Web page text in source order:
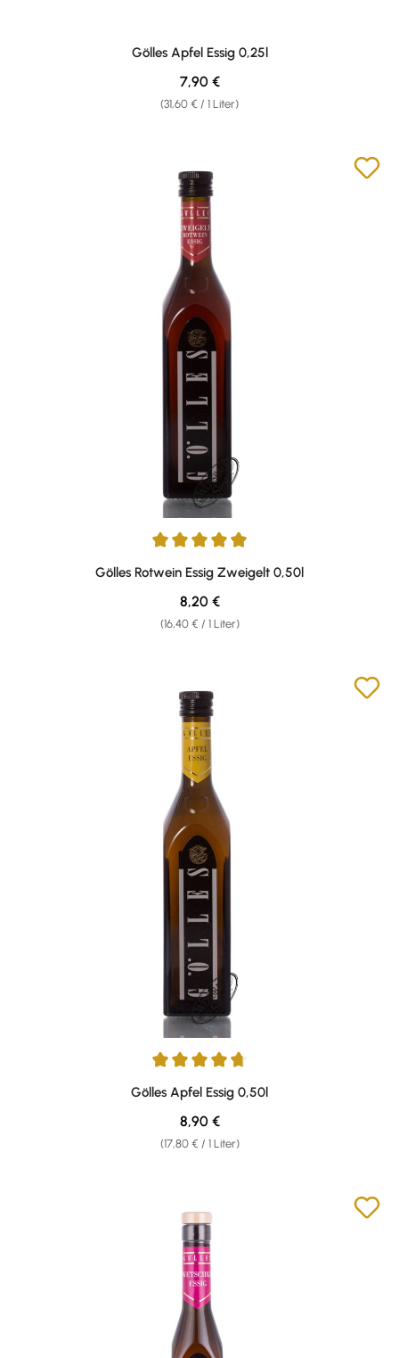
Gölles Apfel Essig 0,25l
(31,60 € / 1 Liter)
Regulärer Preis:
7,90 €
Durchschnittliche Bewertung von 4.88 von 5 Sternen
Gölles Rotwein Essig Zweigelt 0,50l
(16,40 € / 1 Liter)
Regulärer Preis:
8,20 €
Durchschnittliche Bewertung von 4.76 von 5 Sternen
Gölles Apfel Essig 0,50l
(17,80 € / 1 Liter)
Regulärer Preis:
8,90 €